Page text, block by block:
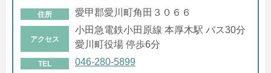
住所 愛甲郡愛川町角田３０６６
アクセス
小田急電鉄小田原線 本厚木駅 バス30分
愛川町役場 停歩6分
TEL 046-280-5899